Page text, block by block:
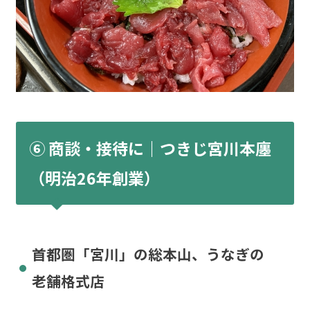
⑥ 商談・接待に｜つきじ宮川本廛
（明治26年創業）
首都圏「宮川」の総本山、うなぎの
老舗格式店